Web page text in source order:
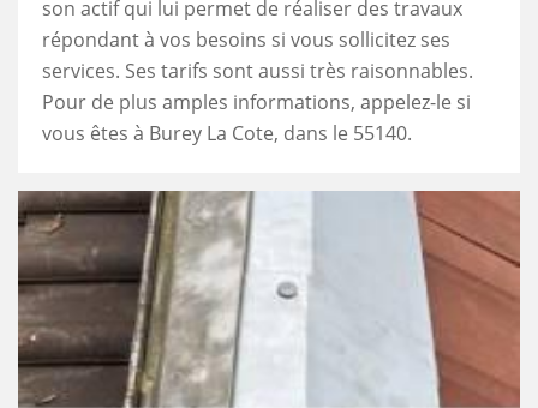
son actif qui lui permet de réaliser des travaux
répondant à vos besoins si vous sollicitez ses
services. Ses tarifs sont aussi très raisonnables.
Pour de plus amples informations, appelez-le si
vous êtes à Burey La Cote, dans le 55140.